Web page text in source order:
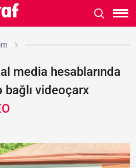
media hesablarında
bağlı videoçarx